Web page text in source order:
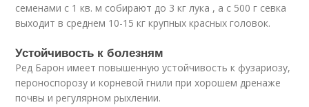
семенами с 1 кв. м собирают до 3 кг лука , а с 500 г севка
выходит в среднем 10-15 кг крупных красных головок.
Устойчивость к болезням
Ред Барон имеет повышенную устойчивость к фузариозу,
пероноспорозу и корневой гнили при хорошем дренаже
почвы и регулярном рыхлении.